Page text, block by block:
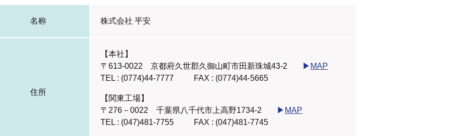
名称 株式会社 平安
住所
【本社】
〒613-0022 京都府久世郡久御山町市田新珠城43-2
TEL : (0774)44-7777
FAX : (0774)44-5665
▶ MAP
【関東工場】
〒276－0022 千葉県八千代市上高野1734-2
TEL : (047)481-7755
FAX : (047)481-7745
▶ MAP